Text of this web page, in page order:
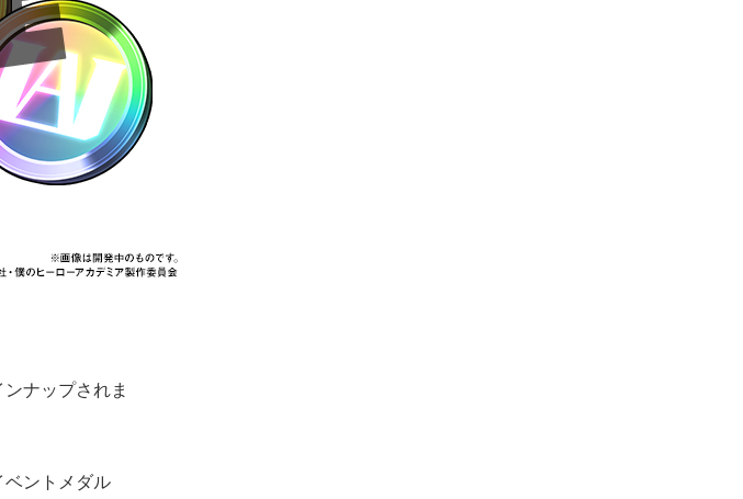
ナップされま
ベントメダル